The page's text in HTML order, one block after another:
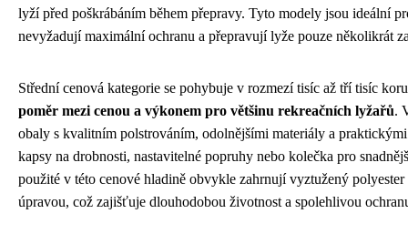
lyží před poškrábáním během přepravy. Tyto modely jsou ideální
nevyžadují maximální ochranu a přepravují lyže pouze několikrát
Střední cenová kategorie se pohybuje v rozmezí tisíc až tří tisíc
poměr mezi cenou a výkonem pro většinu rekreačních lyžařů.
obaly s kvalitním polstrováním, odolnějšími materiály a
kapsy na drobnosti, nastavitelné popruhy nebo kolečka pro
použité v této cenové hladině obvykle zahrnují vyztužený
úpravou, což zajišťuje dlouhodobou životnost a spolehlivou